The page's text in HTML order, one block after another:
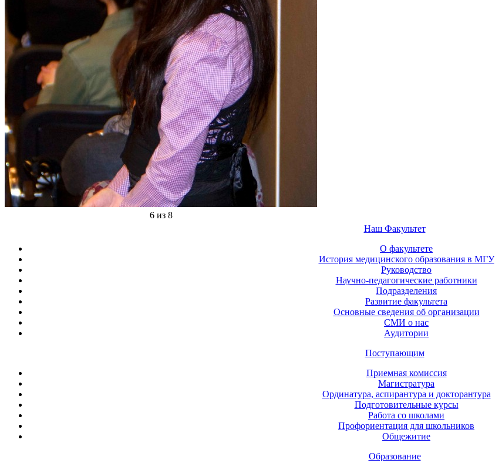
6 из 8
Наш Факультет
О факультете
История медицинского образования в МГУ
Руководство
Научно-педагогические работники
Подразделения
Развитие факультета
Основные сведения об организации
СМИ о нас
Аудитории
Поступающим
Приемная комиссия
Магистратура
Ординатура, аспирантура и докторантура
Подготовительные курсы
Работа со школами
Профориентация для школьников
Общежитие
Образование